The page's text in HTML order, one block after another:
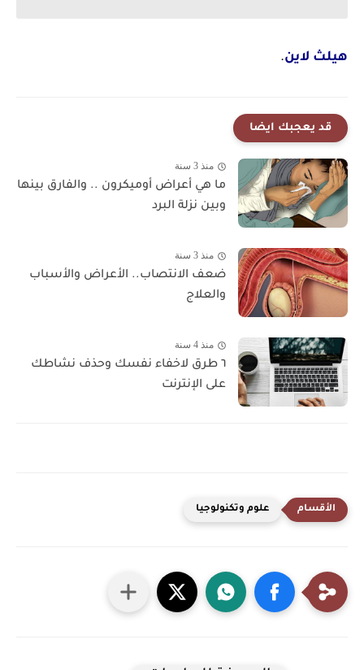
هيلث لاين.
قد يعجبك ايضا
منذ 3 سنة
ما هي أعراض أوميكرون .. والفارق بينها
وبين نزلة البرد
منذ 3 سنة
ضعف الانتصاب.. الأعراض والأسباب
والعلاج
منذ 4 سنة
٦ طرق لاخفاء نفسك وحذف نشاطك
على الإنترنت
علوم وتكنولوجيا